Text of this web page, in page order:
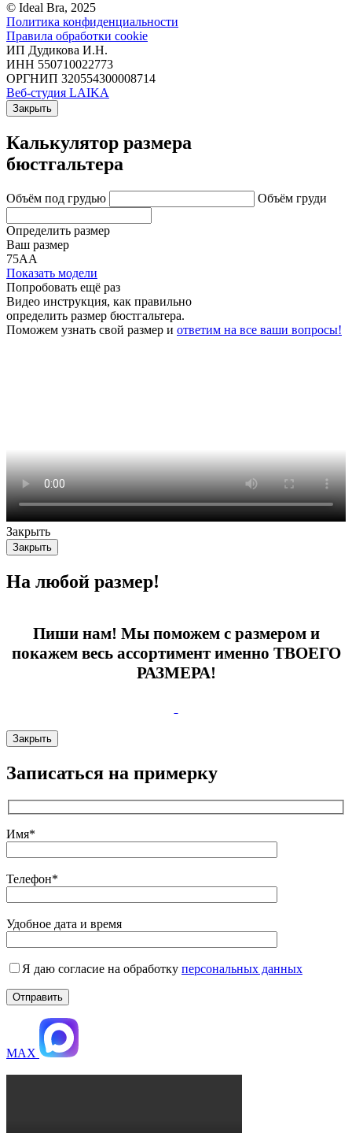
© Ideal Bra, 2025
Политика конфиденциальности
Правила обработки cookie
ИП Дудикова И.Н.
ИНН 550710022773
ОРГНИП 320554300008714
Веб-студия LAIKA
Закрыть
Калькулятор размера
бюстгальтера
Объём под грудью Объём груди
Определить размер
Ваш размер
75АА
Показать модели
Попробовать ещё раз
Видео инструкция, как правильно
определить размер бюстгальтера.
Поможем узнать свой размер и ответим на все ваши вопросы!
Закрыть
Закрыть
На любой размер!
Пиши нам! Мы поможем с размером и
покажем весь ассортимент именно ТВОЕГО
РАЗМЕРА!
Закрыть
Записаться на примерку
Имя*
Телефон*
Удобное дата и время
Я даю согласие на обработку персональных данных
MAX